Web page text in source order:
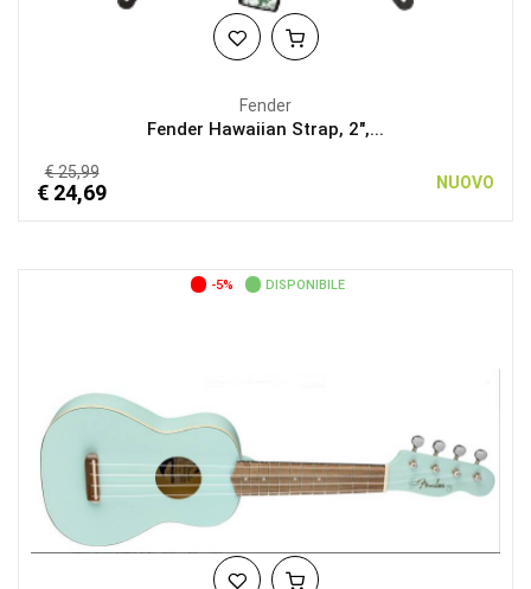
Fender
Fender Hawaiian Strap, 2",...
€ 25,99
€ 24,69 NUOVO
-5% DISPONIBILE